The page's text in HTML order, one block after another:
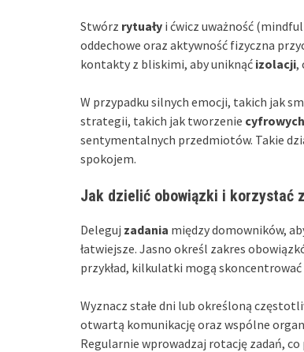
Stwórz rytuały i ćwicz uważność
oddechowe oraz aktywność fizyczna
kontakty z bliskimi, aby uniknąć izolacji,
W przypadku silnych emocji, takich jak
strategii, takich jak tworzenie
sentymentalnych przedmiotów. Takie
spokojem.
Jak dzielić obowiązki i korzystać
Deleguj zadania między domowników,
łatwiejsze. Jasno określ zakres
przykład, kilkulatki mogą
Wyznacz stałe dni lub określoną
otwartą komunikację oraz wspólne
Regularnie wprowadzaj rotację zadań,